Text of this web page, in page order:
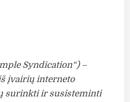
Syndication“) –
įvairių interneto
surinkti ir susisteminti